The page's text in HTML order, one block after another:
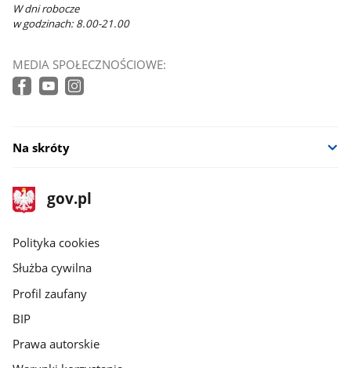
W dni robocze
w godzinach: 8.00-21.00
MEDIA SPOŁECZNOŚCIOWE:
Na skróty
stopka
gov.pl
Strona
gov.pl
gov.pl
Polityka cookies
Służba cywilna
Profil zaufany
BIP
Prawa autorskie